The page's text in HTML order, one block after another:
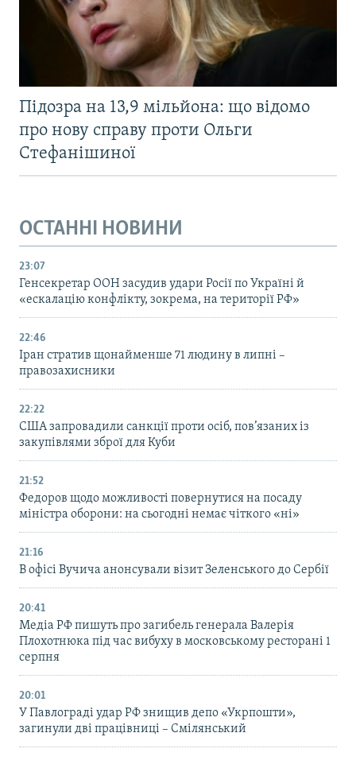
Підозра на 13,9 мільйона: що відомо
про нову справу проти Ольги
Стефанішиної
ОСТАННІ НОВИНИ
23:07
Генсекретар ООН засудив удари Росії по Україні й
«ескалацію конфлікту, зокрема, на території РФ»
22:46
Іран стратив щонайменше 71 людину в липні –
правозахисники
22:22
США запровадили санкції проти осіб, пов’язаних із
закупівлями зброї для Куби
21:52
Федоров щодо можливості повернутися на посаду
міністра оборони: на сьогодні немає чіткого «ні»
21:16
В офісі Вучича анонсували візит Зеленського до Сербії
20:41
Медіа РФ пишуть про загибель генерала Валерія
Плохотнюка під час вибуху в московському ресторані 1
серпня
20:01
У Павлограді удар РФ знищив депо «Укрпошти»,
загинули дві працівниці – Смілянський